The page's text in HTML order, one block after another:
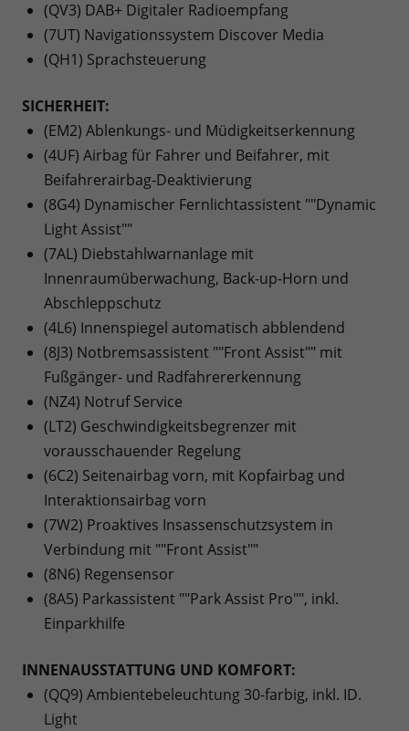
(QV3) DAB+ Digitaler Radioempfang
(7UT) Navigationssystem Discover Media
(QH1) Sprachsteuerung
SICHERHEIT:
(EM2) Ablenkungs- und Müdigkeitserkennung
(4UF) Airbag für Fahrer und Beifahrer, mit
Beifahrerairbag-Deaktivierung
(8G4) Dynamischer Fernlichtassistent ""Dynamic
Light Assist""
(7AL) Diebstahlwarnanlage mit
Innenraumüberwachung, Back-up-Horn und
Abschleppschutz
(4L6) Innenspiegel automatisch abblendend
(8J3) Notbremsassistent ""Front Assist"" mit
Fußgänger- und Radfahrererkennung
(NZ4) Notruf Service
(LT2) Geschwindigkeitsbegrenzer mit
vorausschauender Regelung
(6C2) Seitenairbag vorn, mit Kopfairbag und
Interaktionsairbag vorn
(7W2) Proaktives Insassenschutzsystem in
Verbindung mit ""Front Assist""
(8N6) Regensensor
(8A5) Parkassistent ""Park Assist Pro"", inkl.
Einparkhilfe
INNENAUSSTATTUNG UND KOMFORT:
(QQ9) Ambientebeleuchtung 30-farbig, inkl. ID.
Light